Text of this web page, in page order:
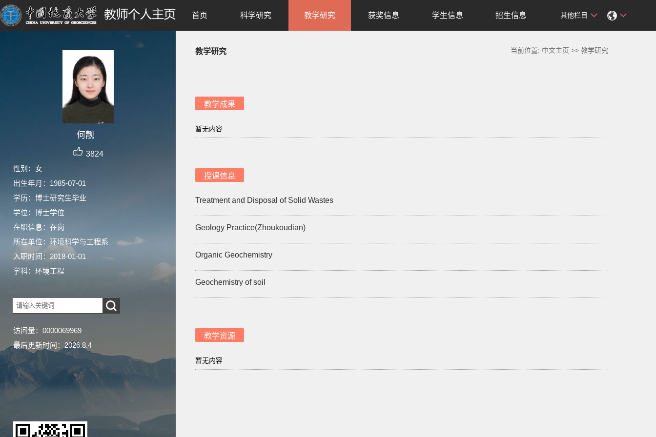
何靓
3824
性别：女
出生年月：1985-07-01
学历：博士研究生毕业
学位：博士学位
在职信息：在岗
所在单位：环境科学与工程系
入职时间：2018-01-01
学科：环境工程
访问量： 0000069969
最后更新时间： 2026.8.4
首页 科学研究 教学研究 获奖信息 学生信息 招生信息 其他栏目
教学研究 当前位置: 中文主页 >>教学研究
教学成果
暂无内容
授课信息
Treatment and Disposal of Solid Wastes
Geology Practice(Zhoukoudian)
Organic Geochemistry
Geochemistry of soil
教学资源
暂无内容